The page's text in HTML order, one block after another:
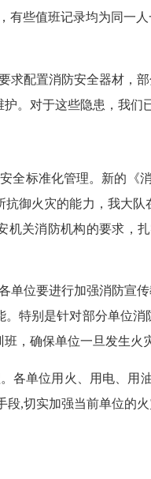
有些值班记录均为同一
配置消防安全器材，部
。对于这些隐患，我们
标准化管理。新的《消
御火灾的能力，我大
机关消防机构的要求，
位要进行加强消防宣传
特别是针对部分单位
，确保单位一旦发生火
单位用火、用电、用
,切实加强当前单位的